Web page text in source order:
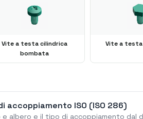
Vite a testa cilindrica
bombata
Vite a testa
accoppiamento ISO (ISO 286)
albero e il tipo di accoppiamento dal